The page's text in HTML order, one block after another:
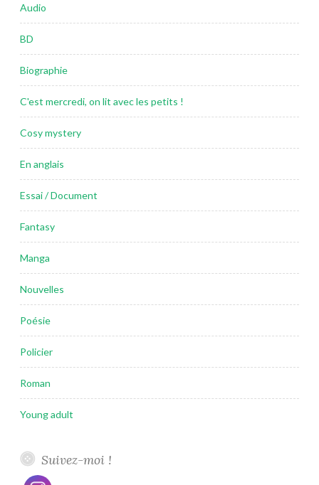
Audio
BD
Biographie
C'est mercredi, on lit avec les petits !
Cosy mystery
En anglais
Essai / Document
Fantasy
Manga
Nouvelles
Poésie
Policier
Roman
Young adult
Suivez-moi !